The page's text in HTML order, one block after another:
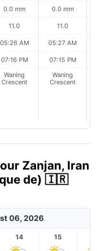
0.0 mm
11.0
05:26 AM
07:16 PM
Waning
Crescent
0.0 mm
11.0
05:27 AM
07:15 PM
Waning
Crescent
Zanjan, Iran
de) 🇮🇷
06, 2026
14 15